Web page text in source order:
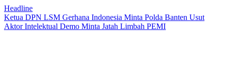
Headline
Ketua DPN LSM Gerhana Indonesia Minta Polda Banten Usut
Aktor Intelektual Demo Minta Jatah Limbah PEMI